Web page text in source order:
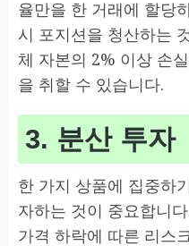
율만을 한 거래에 할당
시 포지션을 청산하는
체 자본의 2% 이상 손
을 취할 수 있습니다.
3. 분산 투자
한 가지 상품에 집중하
자하는 것이 중요합니
가격 하락에 따른 리스